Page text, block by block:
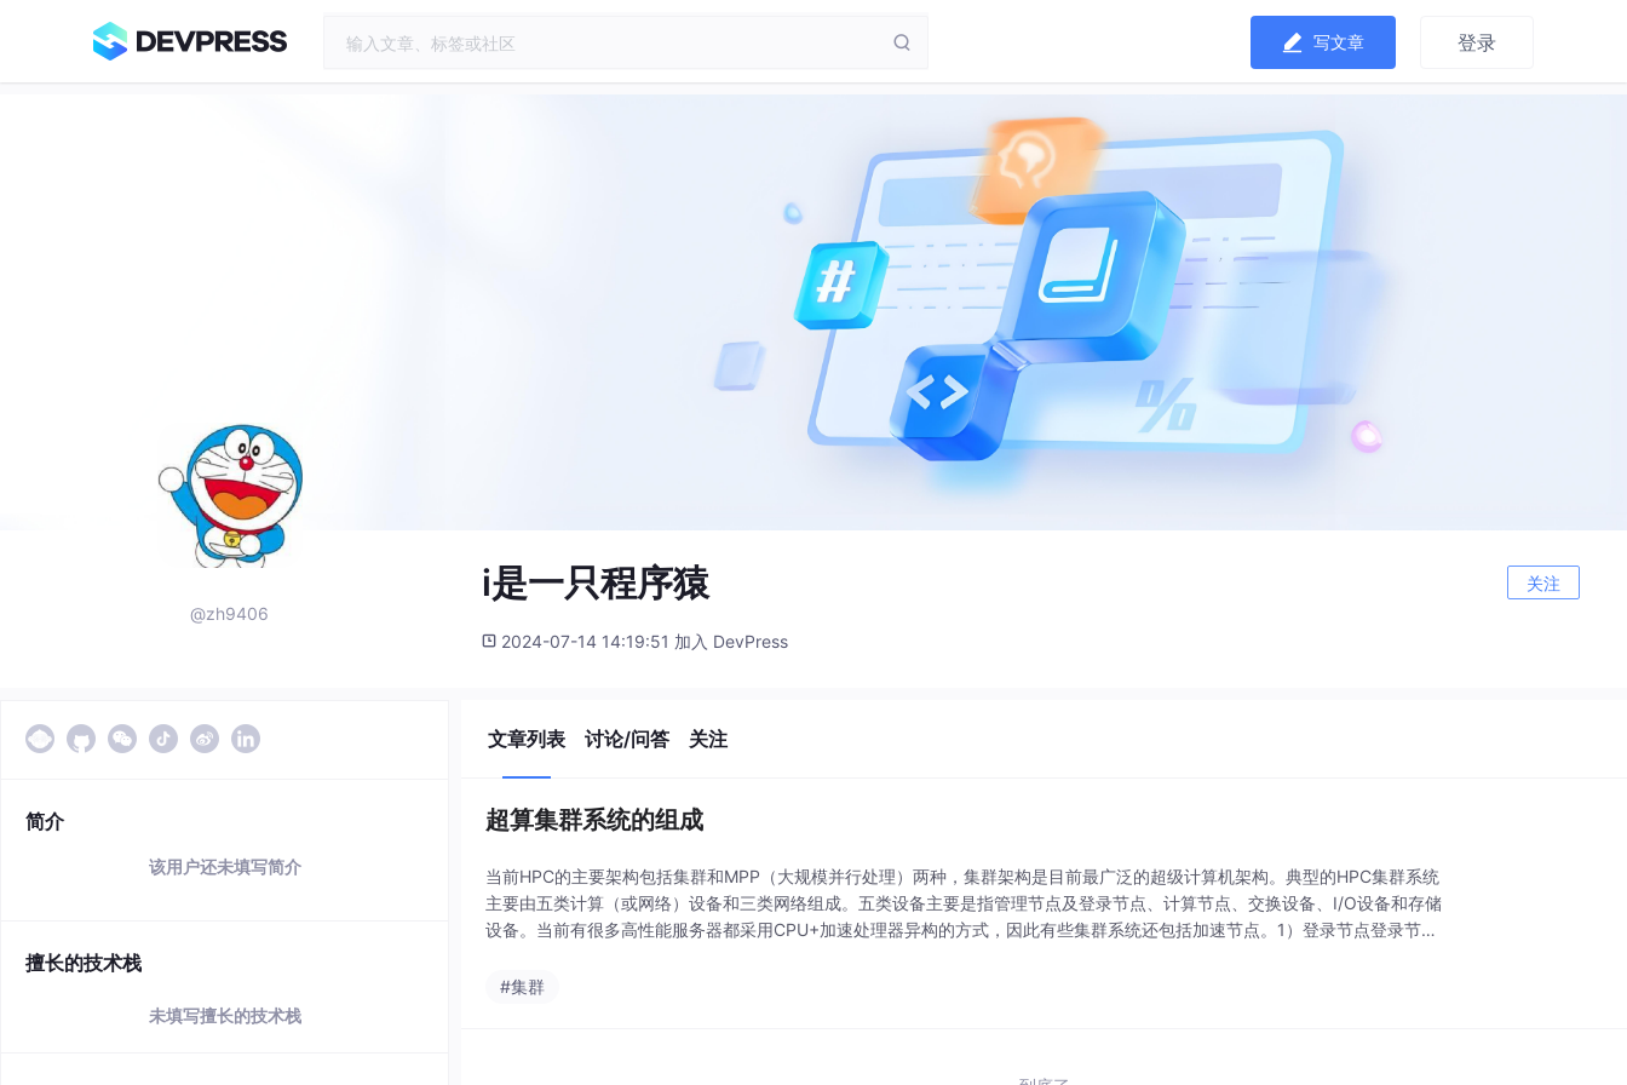
写文章 登录
@zh9406
i是一只程序猿 关注
2024-07-14 14:19:51 加入 DevPress
简介
该用户还未填写简介
擅长的技术栈
未填写擅长的技术栈
文章列表 讨论/问答 关注
超算集群系统的组成
当前HPC的主要架构包括集群和MPP（大规模并行处理）两种，集群架构是目前最广泛的超级计算机架构。典型的HPC集群系统
主要由五类计算（或网络）设备和三类网络组成。五类设备主要是指管理节点及登录节点、计算节点、交换设备、I/O设备和存储
设备。当前有很多高性能服务器都采用CPU+加速处理器异构的方式，因此有些集群系统还包括加速节点。1）登录节点登录节点
#集群